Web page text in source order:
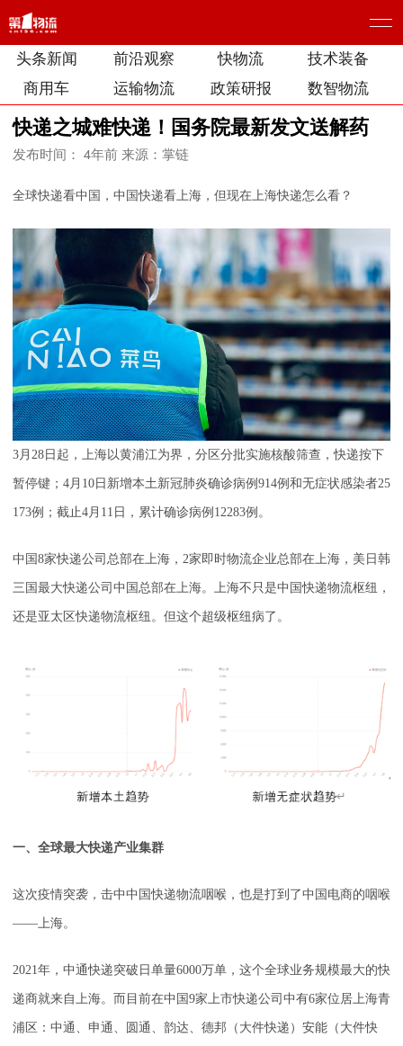
头条新闻 前沿观察 快物流
技术装备
商用车
运输物流 政策研报 数智物流
快递之城难快递！国务院最新发文送解药
发布时间： 4年前来源：掌链
全球快递看中国，中国快递看上海，但现在上海快递怎么看？
3月28日起，上海以黄浦江为界，分区分批实施核酸筛查，快递按下
暂停键；4月10日新增本土新冠肺炎确诊病例914例和无症状感染者25
173例；截止4月11日，累计确诊病例12283例。
中国8家快递公司总部在上海，2家即时物流企业总部在上海，美日韩
三国最大快递公司中国总部在上海。上海不只是中国快递物流枢纽，
还是亚太区快递物流枢纽。但这个超级枢纽病了。
一、全球最大快递产业集群
这次疫情突袭，击中中国快递物流咽喉，也是打到了中国电商的咽喉
——上海。
2021年，中通快递突破日单量6000万单，这个全球业务规模最大的快
递商就来自上海。而目前在中国9家上市快递公司中有6家位居上海青
浦区：中通、申通、圆通、韵达、德邦（大件快递）安能（大件快